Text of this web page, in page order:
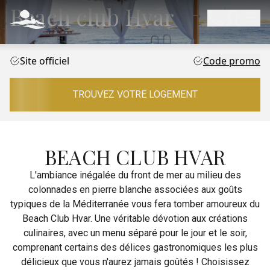
Beach club Hvar
Site officiel Code promo
TROUVEZ VOTRE LOGEMENT
BEACH CLUB HVAR
L'ambiance inégalée du front de mer au milieu des
colonnades en pierre blanche associées aux goûts
typiques de la Méditerranée vous fera tomber amoureux du
Beach Club Hvar. Une véritable dévotion aux créations
culinaires, avec un menu séparé pour le jour et le soir,
comprenant certains des délices gastronomiques les plus
délicieux que vous n'aurez jamais goûtés ! Choisissez